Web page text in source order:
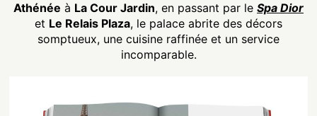
Athénée à La Cour Jardin, en passant par le Spa Dior
et Le Relais Plaza, le palace abrite des décors
somptueux, une cuisine raffinée et un service
incomparable.